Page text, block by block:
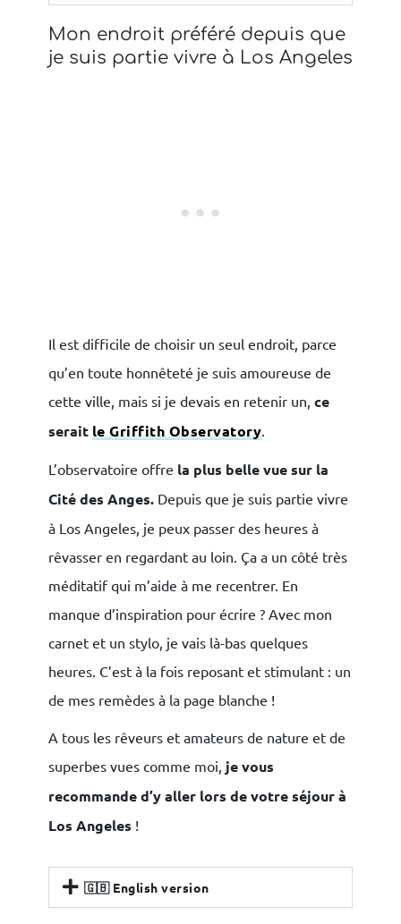
Mon endroit préféré depuis que
je suis partie vivre à Los Angeles
Il est difficile de choisir un seul endroit, parce
qu’en toute honnêteté je suis amoureuse de
cette ville, mais si je devais en retenir un, ce
seraitle Griffith Observatory.
L’observatoire offre la plus belle vue sur la
Cité des Anges. Depuis que je suis partie vivre
à Los Angeles, je peux passer des heures à
rêvasser en regardant au loin. Ça a un côté très
méditatif qui m’aide à me recentrer. En
manque d’inspiration pour écrire ? Avec mon
carnet et un stylo, je vais là-bas quelques
heures. C’est à la fois reposant et stimulant : un
de mes remèdes à la page blanche !
A tous les rêveurs et amateurs de nature et de
superbes vues comme moi, je vous
recommande d’y aller lors de votre séjour à
Los Angeles !
🇬🇧 English version